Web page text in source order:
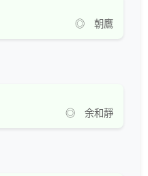
◎ 朝鷹
◎ 余和靜